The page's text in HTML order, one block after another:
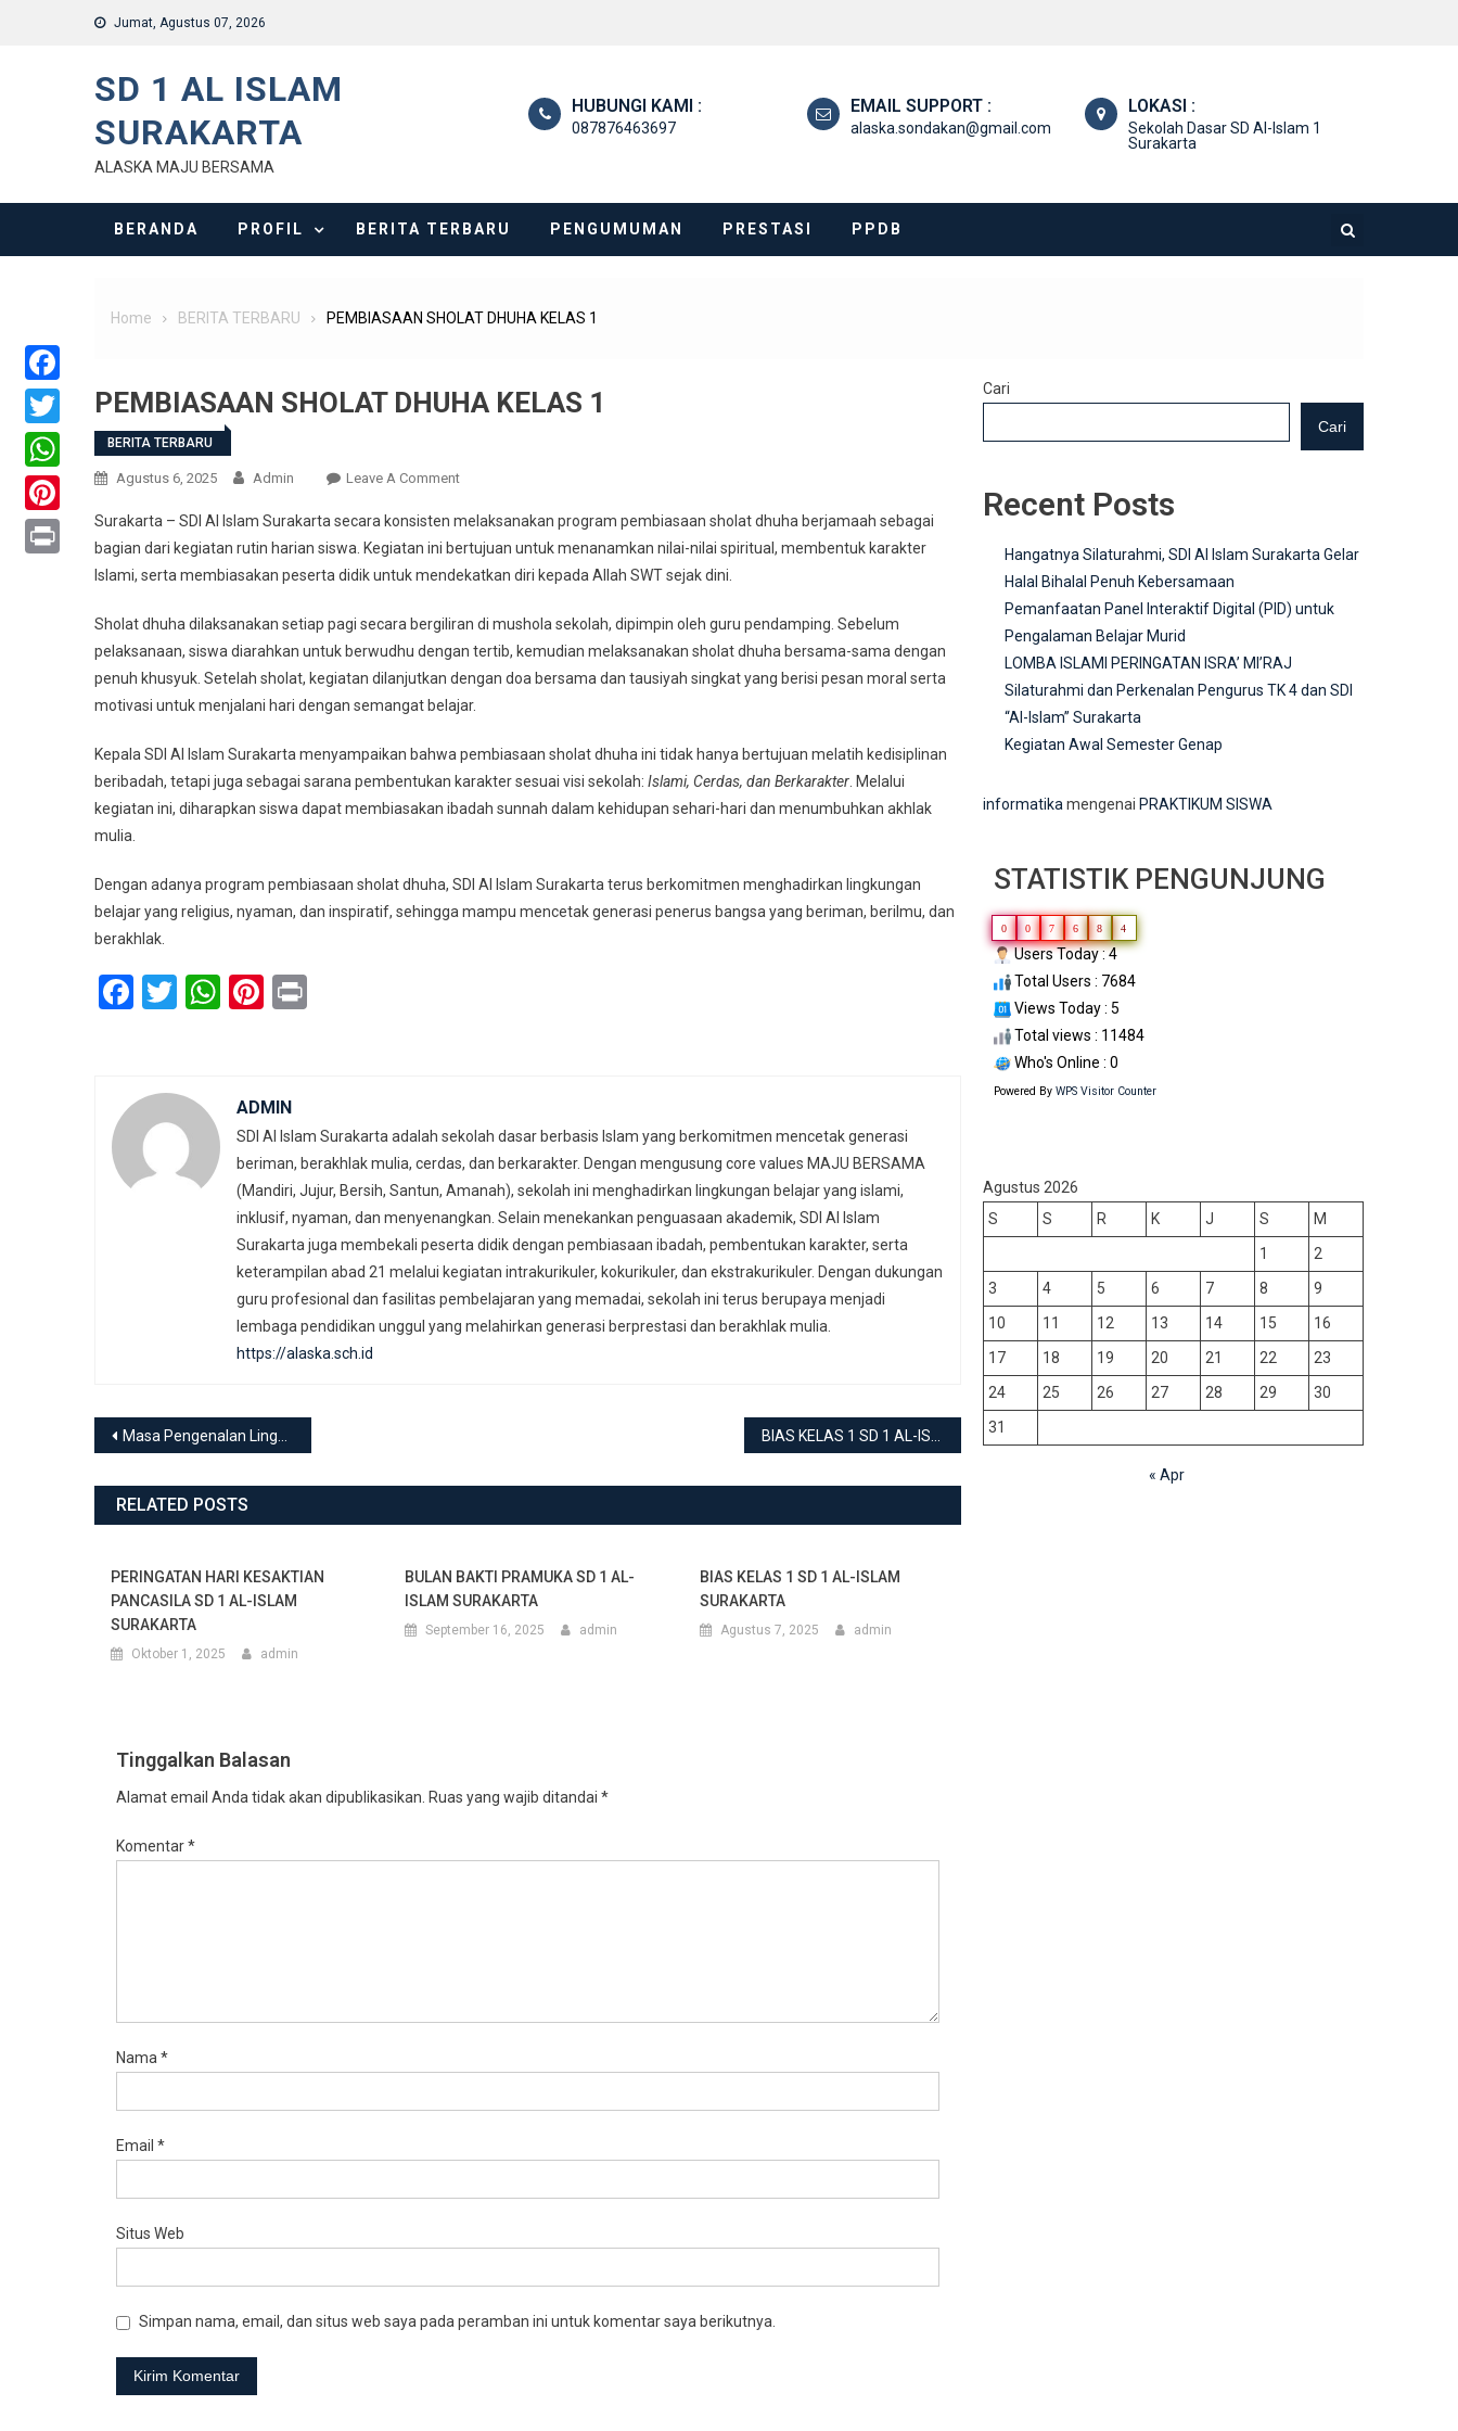
Jumat, Agustus 07, 2026
SD 1 AL ISLAM
SURAKARTA
ALASKA MAJU BERSAMA
HUBUNGI KAMI :
087876463697
EMAIL SUPPORT :
alaska.sondakan@gmail.com
LOKASI :
Sekolah Dasar SD Al-Islam 1
Surakarta
BERANDA PROFIL BERITA TERBARU PENGUMUMAN PRESTASI PPDB
Home BERITA TERBARU PEMBIASAAN SHOLAT DHUHA KELAS 1
PEMBIASAAN SHOLAT DHUHA KELAS 1
BERITA TERBARU
Agustus 6, 2025 Admin Leave A CommentOn
SHOLAT
DHUHA
KELAS
Surakarta – SDI Al Islam Surakarta secara konsisten melaksanakan program pembiasaan sholat dhuha berjamaah sebagai
bagian dari kegiatan rutin harian siswa. Kegiatan ini bertujuan untuk menanamkan nilai-nilai spiritual, membentuk karakter
Islami, serta membiasakan peserta didik untuk mendekatkan diri kepada Allah SWT sejak dini.
Sholat dhuha dilaksanakan setiap pagi secara bergiliran di mushola sekolah, dipimpin oleh guru pendamping. Sebelum
pelaksanaan, siswa diarahkan untuk berwudhu dengan tertib, kemudian melaksanakan sholat dhuha bersama-sama dengan
penuh khusyuk. Setelah sholat, kegiatan dilanjutkan dengan doa bersama dan tausiyah singkat yang berisi pesan moral serta
motivasi untuk menjalani hari dengan semangat belajar.
Kepala SDI Al Islam Surakarta menyampaikan bahwa pembiasaan sholat dhuha ini tidak hanya bertujuan melatih kedisiplinan
beribadah, tetapi juga sebagai sarana pembentukan karakter sesuai visi sekolah: Islami, Cerdas, dan Berkarakter . Melalui
kegiatan ini, diharapkan siswa dapat membiasakan ibadah sunnah dalam kehidupan sehari-hari dan menumbuhkan akhlak
mulia.
Dengan adanya program pembiasaan sholat dhuha, SDI Al Islam Surakarta terus berkomitmen menghadirkan lingkungan
belajar yang religius, nyaman, dan inspiratif, sehingga mampu mencetak generasi penerus bangsa yang beriman, berilmu, dan
berakhlak.
Facebook
Twitter
WhatsApp
Pinterest
ADMIN
SDI Al Islam Surakarta adalah sekolah dasar berbasis Islam yang berkomitmen mencetak generasi
beriman, berakhlak mulia, cerdas, dan berkarakter. Dengan mengusung core values MAJU BERSAMA
(Mandiri, Jujur, Bersih, Santun, Amanah), sekolah ini menghadirkan lingkungan belajar yang islami,
inklusif, nyaman, dan menyenangkan. Selain menekankan penguasaan akademik, SDI Al Islam
Surakarta juga membekali peserta didik dengan pembiasaan ibadah, pembentukan karakter, serta
keterampilan abad 21 melalui kegiatan intrakurikuler, kokurikuler, dan ekstrakurikuler. Dengan dukungan
guru profesional dan fasilitas pembelajaran yang memadai, sekolah ini terus berupaya menjadi
lembaga pendidikan unggul yang melahirkan generasi berprestasi dan berakhlak mulia.
https://alaska.sch.id
Navigasi
pos
Masa Pengenalan Lingkungan Sekolah (MPLS)
RELATED POSTS
PERINGATAN HARI KESAKTIAN
PANCASILA SD 1 AL-ISLAM
SURAKARTA
Oktober 1, 2025 admin
BULAN BAKTI PRAMUKA SD 1 AL-
ISLAM SURAKARTA
September 16, 2025 admin
BIAS KELAS 1 SD 1 AL-ISLAM
SURAKARTA
Agustus 7, 2025 admin
Tinggalkan Balasan
Alamat email Anda tidak akan dipublikasikan. Ruas yang wajib ditandai *
Komentar*
Nama *
Email *
Situs Web
Simpan nama, email, dan situs web saya pada peramban ini untuk komentar saya berikutnya.
Cari
Cari
Recent Posts
Hangatnya Silaturahmi, SDI Al Islam Surakarta Gelar
Halal Bihalal Penuh Kebersamaan
Pemanfaatan Panel Interaktif Digital (PID) untuk
Pengalaman Belajar Murid
LOMBA ISLAMI PERINGATAN ISRA’ MI’RAJ
Silaturahmi dan Perkenalan Pengurus TK 4 dan SDI
“Al-Islam” Surakarta
Kegiatan Awal Semester Genap
informatika mengenai PRAKTIKUM SISWA
STATISTIK PENGUNJUNG
0 0 7 6 8 4
Users Today : 4
Total Users : 7684
Views Today : 5
Total views : 11484
Who's Online : 0
Powered By WPS Visitor Counter
Agustus 2026
S
S R K J S
M
1
2
3
4 5 6 7 8
9
10
11 12 13 14 15
16
17
18 19 20 21 22
23
24
25 26 27 28 29
30
31
« Apr
Facebook
Twitter
WhatsApp
Pinterest